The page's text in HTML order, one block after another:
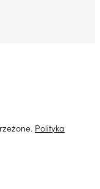
Polityka